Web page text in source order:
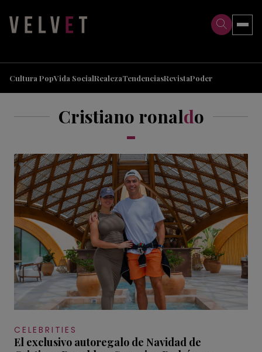
Cultura PopVida SocialRealezaTendenciasRevistaPoder
Cristiano ronaldo
CELEBRITIES
El exclusivo autoregalo de Navidad de